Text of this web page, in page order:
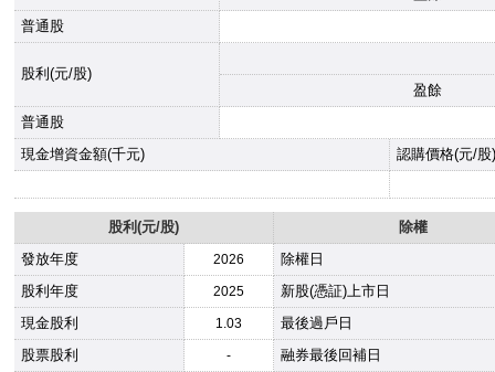
普通股
股利(元/股)
盈餘
普通股
現金增資金額(千元)
認購價格(元/股)
股利(元/股)
除權
發放年度
2026
除權日
股利年度
2025
新股(憑証)上市日
現金股利
1.03
最後過戶日
股票股利
-
融券最後回補日